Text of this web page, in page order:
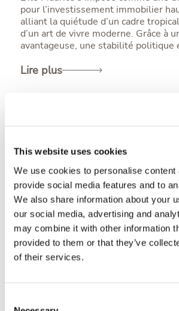
This website uses cookies
We use cookies to personalise content
provide social media features and to
We also share information about your
our social media, advertising and
may combine it with other information
provided to them or that they’ve
of their services.
pour l’investissement immobilier
alliant la quiétude d’un cadre
d’un art de vivre moderne. Grâce à
avantageuse, une stabilité politique
d’étrangers qui souhaitent acheter
type de bien choisir entre villa,
d’emplacement peuvent s’avérer
guide vous explique les spécificités
de bien afin de vous aider à choisir
correspond le mieux à votre style
aspirations et vos objectifs à long
Lire plus